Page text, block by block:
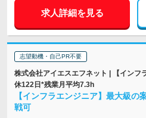
求人詳細を見る
志望動機・自己PR不要
株式会社アイエスエフネット | 【インフ
休122日*残業月平均7.3h
【インフラエンジニア】最大級
戦可